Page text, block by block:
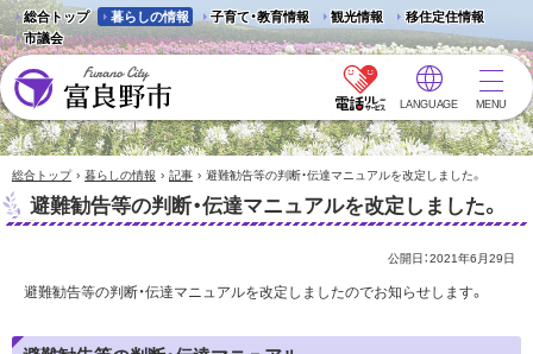
総合トップ 暮らしの情報 子育て・教育情報 観光情報
移住定住情報
市議会
富良野市 - Frano City
LANGUAGE MENU
総合トップ › 暮らしの情報 › 記事 › 避難勧告等の判断・伝達マニュアルを改定しました。
避難勧告等の判断・伝達マニュアルを改定しました。
公開日：2021年6月29日
避難勧告等の判断・伝達マニュアルを改定しましたのでお知らせします。